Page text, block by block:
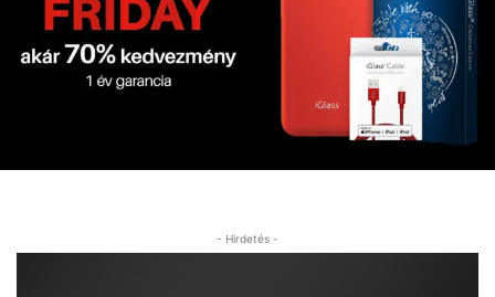
- Hirdetés -